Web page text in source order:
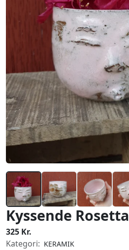
Kyssende Rosetta
325 Kr.
Kategori: KERAMIK